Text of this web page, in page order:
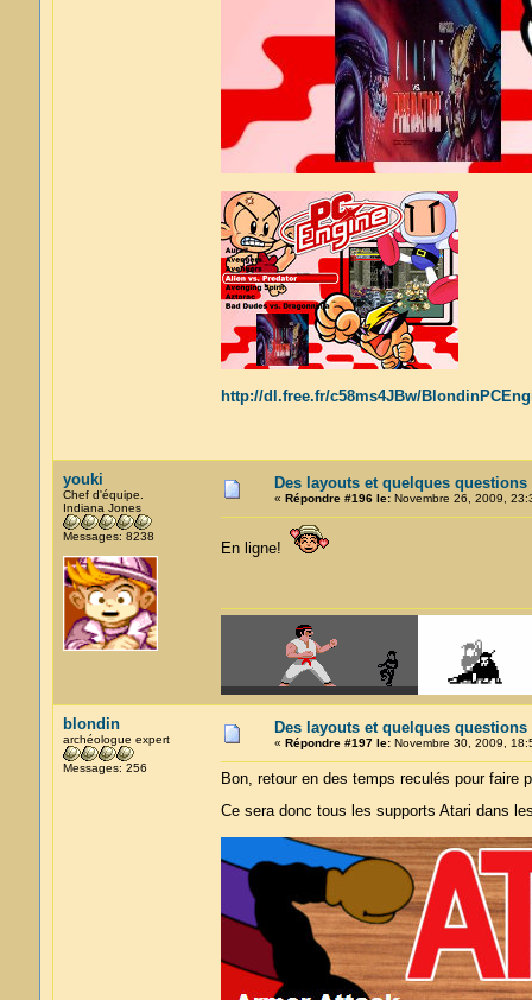
http://dl.free.fr/c58ms4JBw/
youki
Chef d'équipe.
Indiana Jones
Messages: 8238
Des layouts et quelques questions
« Répondre #196 le:Novembre 26, 2009,
En ligne!
blondin
archéologue expert
Messages: 256
Des layouts et quelques questions
« Répondre #197 le:Novembre 30, 2009,
Bon, retour en des temps reculés pour faire
Ce sera donc tous les supports Atari dans